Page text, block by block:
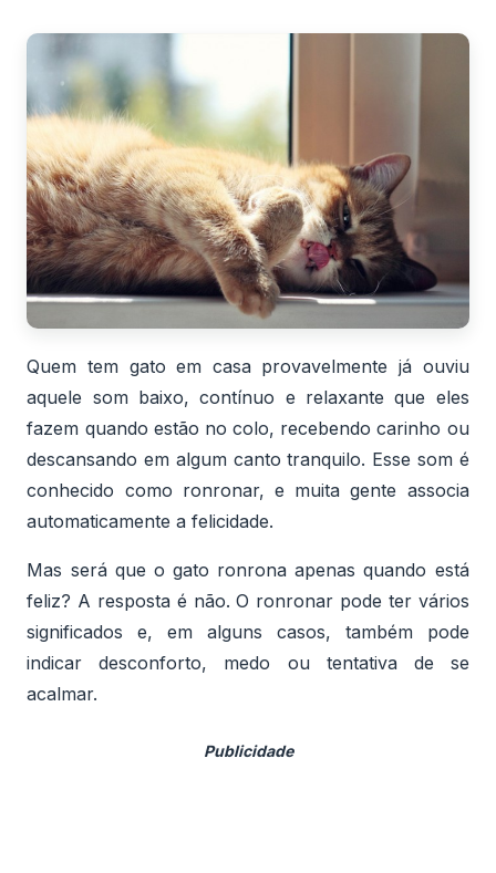
Quem tem gato em casa provavelmente já ouviu
aquele som baixo, contínuo e relaxante que eles
fazem quando estão no colo, recebendo carinho ou
descansando em algum canto tranquilo. Esse som é
conhecido como ronronar, e muita gente associa
automaticamente a felicidade.
Mas será que o gato ronrona apenas quando está
feliz? A resposta é não. O ronronar pode ter vários
significados e, em alguns casos, também pode
indicar desconforto, medo ou tentativa de se
acalmar.